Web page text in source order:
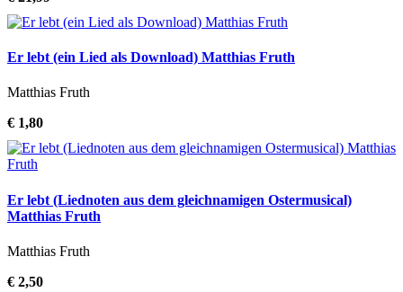
Er lebt (ein Lied als Download) Matthias Fruth
Matthias Fruth
€ 1,80
Er lebt (Liednoten aus dem gleichnamigen Ostermusical)
Matthias Fruth
Matthias Fruth
€ 2,50